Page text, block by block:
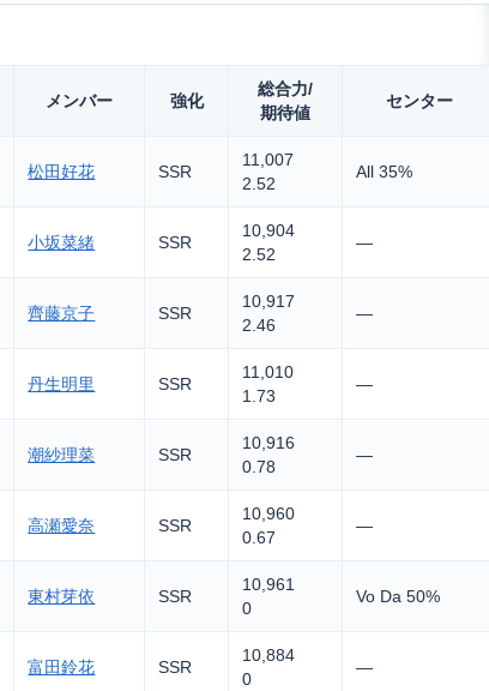
メンバー 強化
総合力/
期待値
センター
松田好花 SSR
11,007
2.52
All 35%
小坂菜緒 SSR
10,904
2.52
—
齊藤京子 SSR
10,917
2.46
—
丹生明里 SSR
11,010
1.73
—
潮紗理菜 SSR
10,916
0.78
—
高瀬愛奈 SSR
10,960
0.67
—
東村芽依 SSR
10,961
0
Vo Da 50%
富田鈴花 SSR
10,884
0
—